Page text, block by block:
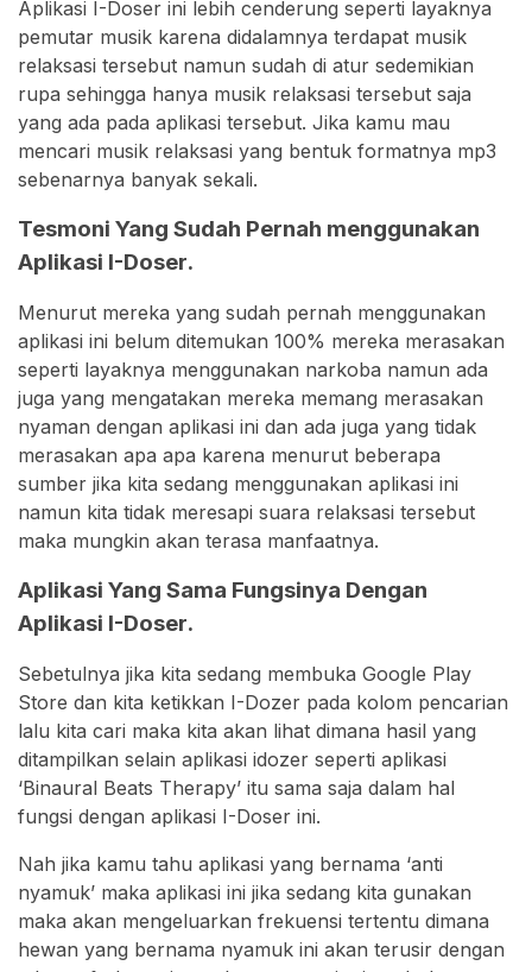
Aplikasi I-Doser ini lebih cenderung seperti layaknya
pemutar musik karena didalamnya terdapat musik
relaksasi tersebut namun sudah di atur sedemikian
rupa sehingga hanya musik relaksasi tersebut saja
yang ada pada aplikasi tersebut. Jika kamu mau
mencari musik relaksasi yang bentuk formatnya mp3
sebenarnya banyak sekali.
Tesmoni Yang Sudah Pernah menggunakan
Aplikasi I-Doser.
Menurut mereka yang sudah pernah menggunakan
aplikasi ini belum ditemukan 100% mereka merasakan
seperti layaknya menggunakan narkoba namun ada
juga yang mengatakan mereka memang merasakan
nyaman dengan aplikasi ini dan ada juga yang tidak
merasakan apa apa karena menurut beberapa
sumber jika kita sedang menggunakan aplikasi ini
namun kita tidak meresapi suara relaksasi tersebut
maka mungkin akan terasa manfaatnya.
Aplikasi Yang Sama Fungsinya Dengan
Aplikasi I-Doser.
Sebetulnya jika kita sedang membuka Google Play
Store dan kita ketikkan I-Dozer pada kolom pencarian
lalu kita cari maka kita akan lihat dimana hasil yang
ditampilkan selain aplikasi idozer seperti aplikasi
‘Binaural Beats Therapy’ itu sama saja dalam hal
fungsi dengan aplikasi I-Doser ini.
Nah jika kamu tahu aplikasi yang bernama ‘anti
nyamuk’ maka aplikasi ini jika sedang kita gunakan
maka akan mengeluarkan frekuensi tertentu dimana
hewan yang bernama nyamuk ini akan terusir dengan